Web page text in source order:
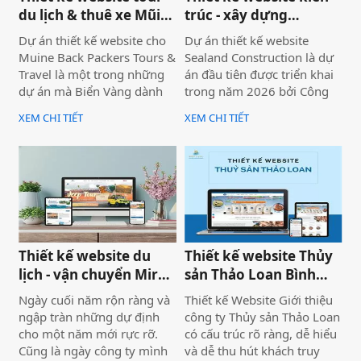
du lịch & thuê xe Mũi
Né
Dự án thiết kế website cho
Muine Back Packers Tours &
Travel là một trong những
dự án mà Biển Vàng dành
rất nhiều tâm huyết để triển
khai trọn vẹn cả về giao
dùng và hiệu quả vận hành
XEM CHI TIẾT
trúc - xây dựng
Sealand Construction
Dự án thiết kế website
Sealand Construction là dự
án đầu tiên được triển khai
trong năm 2026 bởi Công
ty Thiết kế Website Biển
Vàng, mang ý nghĩa mở đầu
với định hướng chuyên
nghiệp, bài bản và bền
vững.
XEM CHI TIẾT
Thiết kế website du
lịch - vận chuyển Mira
tour Mũi Né
Ngày cuối năm rộn ràng và
ngập tràn những dự định
cho một năm mới rực rỡ.
Cũng là ngày công ty mình
Thiết kế website Thủy
sản Thảo Loan Bình
Thuận, Lâm Đồng
Thiết kế Website Giới thiệu
công ty Thủy sản Thảo Loan
có cấu trúc rõ ràng, dễ hiểu
và dễ thu hút khách truy